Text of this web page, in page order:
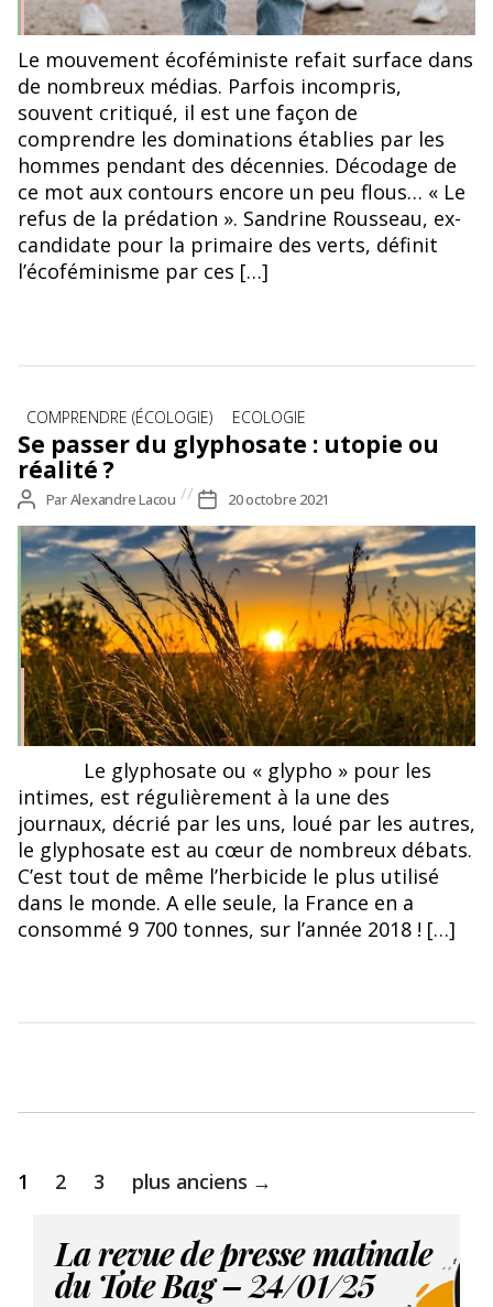
Le mouvement écoféministe refait surface dans
de nombreux médias. Parfois incompris,
souvent critiqué, il est une façon de
comprendre les dominations établies par les
hommes pendant des décennies. Décodage de
ce mot aux contours encore un peu flous… « Le
refus de la prédation ». Sandrine Rousseau, ex-
candidate pour la primaire des verts, définit
l’écoféminisme par ces […]
Catégories
COMPRENDRE (ÉCOLOGIE) ECOLOGIE
Se passer du glyphosate : utopie ou
réalité ?
Auteur
de
l’article
ParAlexandre Lacou
Date
de
l’article
20 octobre 2021
Le glyphosate ou « glypho » pour les
intimes, est régulièrement à la une des
journaux, décrié par les uns, loué par les autres,
le glyphosate est au cœur de nombreux débats.
C’est tout de même l’herbicide le plus utilisé
dans le monde. A elle seule, la France en a
consommé 9 700 tonnes, sur l’année 2018 ! […]
Pagination
des
publications
1 2 3 plus anciens →
La revue de presse matinale
du Tote Bag – 24/01/25